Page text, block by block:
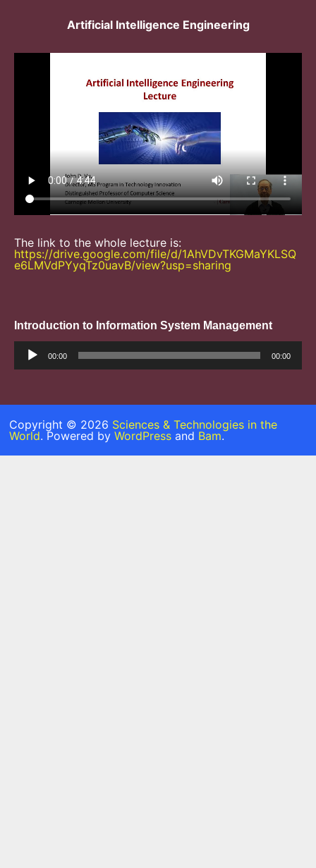
Artificial Intelligence Engineering
The link to the whole lecture is:
https://drive.google.com/file/d/1AhVDvTKGMaYKLSQ
e6LMVdPYyqTz0uavB/view?usp=sharing
Introduction to Information System Management
Trình
phát
âm
00:00 00:00
Copyright © 2026 Sciences & Technologies in the
World. Powered byWordPress and Bam.